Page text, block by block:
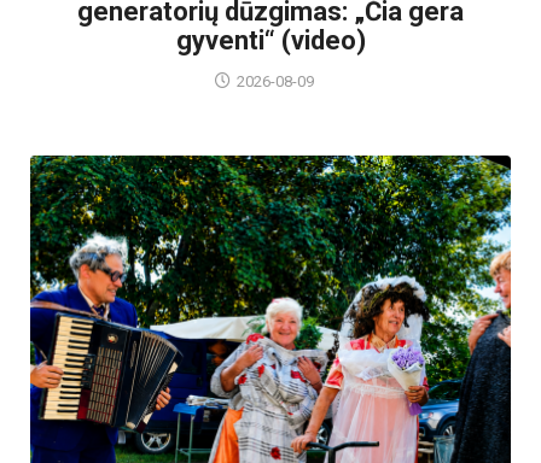
generatorių dūzgimas: „Čia gera
gyventi“ (video)
2026-08-09